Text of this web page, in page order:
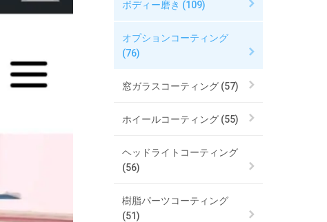
ボディー磨き (109)
オプションコーティング
(76)
窓ガラスコーティング (57)
ホイールコーティング (55)
ヘッドライトコーティング
(56)
樹脂パーツコーティング
(51)